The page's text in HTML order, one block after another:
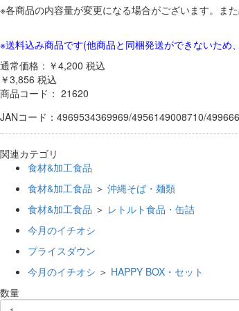
※各商品の内容量が変更になる場合がございます。ま
※送料込み商品です(他商品と同梱発送ができないた
通常価格：￥4,200 税込
￥3,856 税込
商品コード： 21620
JANコード：4969534369969/4956149008710/
関連カテゴリ
食材&加工食品
食材&加工食品 ＞ 沖縄そば・麺類
食材&加工食品 ＞ レトルト食品・缶詰
今月のイチオシ
プライスダウン
今月のイチオシ ＞ HAPPY BOX・セット
数量